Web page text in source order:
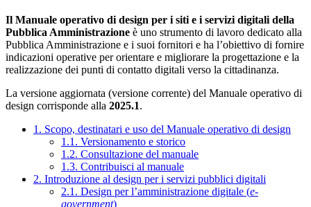
Il Manuale operativo di design per i siti e i servizi digitali della
Pubblica Amministrazione è uno strumento di lavoro dedicato alla
Pubblica Amministrazione e i suoi fornitori e ha l’obiettivo di fornire
indicazioni operative per orientare e migliorare la progettazione e la
realizzazione dei punti di contatto digitali verso la cittadinanza.
La versione aggiornata (versione corrente) del Manuale operativo di
design corrisponde alla 2025.1.
1. Scopo, destinatari e uso del Manuale operativo di design
1.1. Versionamento e storico
1.2. Consultazione del manuale
1.3. Contribuisci al manuale
2. Introduzione al design per i servizi pubblici digitali
2.1. Design per l’amministrazione digitale (e-
government)